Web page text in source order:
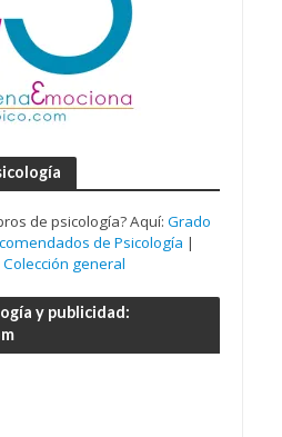
de psicología? Aquí: Grado
de Psicología |
Colección general
y publicidad: